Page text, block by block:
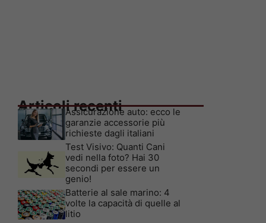
Articoli recenti
Assicurazione auto: ecco le
garanzie accessorie più
richieste dagli italiani
Test Visivo: Quanti Cani
vedi nella foto? Hai 30
secondi per essere un
genio!
Batterie al sale marino: 4
volte la capacità di quelle al
litio